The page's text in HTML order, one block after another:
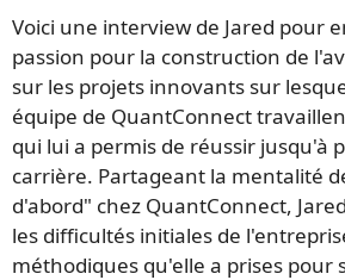
Voici une interview de Jared pour
passion pour la construction de
sur les projets innovants sur
équipe de QuantConnect
qui lui a permis de réussir jusqu'à
carrière. Partageant la mentalité
d'abord" chez QuantConnect,
les difficultés initiales de
méthodiques qu'elle a prises pour